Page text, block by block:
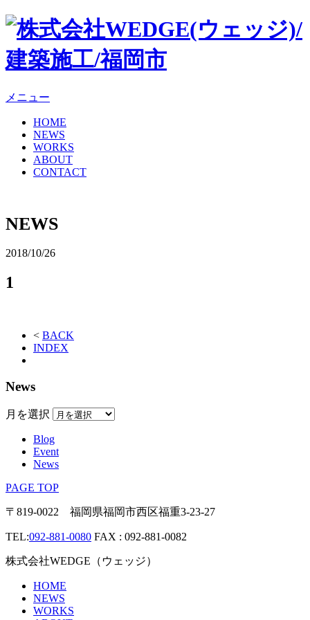
メニュー
HOME
NEWS
WORKS
ABOUT
CONTACT
NEWS
2018/10/26
1
< BACK
INDEX
News
月を選択
Blog
Event
News
PAGE TOP
〒819-0022 福岡県福岡市西区福重3-23-27
TEL:092-881-0080 FAX : 092-881-0082
株式会社WEDGE（ウェッジ）
HOME
NEWS
WORKS